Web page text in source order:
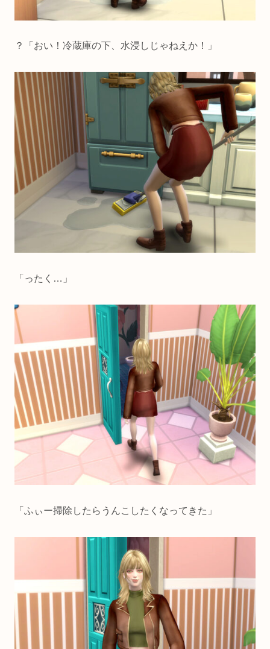
？「おい！冷蔵庫の下、水浸しじゃねえか！」
「ったく…」
「ふぃー掃除したらうんこしたくなってきた」